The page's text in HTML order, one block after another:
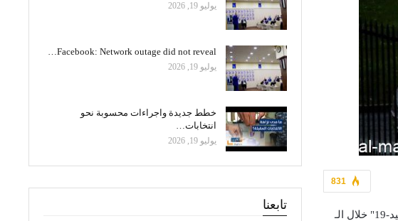
831
متابعة- واع أعلنت السلطات الصحية في روسيا، اليوم الأحد، تسجيل 18665 إصابة و245 وفاة بفيروس كورونا المستجد "كوفيد-19" خلال الـ
يوليو 19, 2026
Facebook: Network outage did not reveal…
يوليو 19, 2026
خطط جديدة واجراءات محسوبة نحو
انتخابات…
يوليو 19, 2026
تابعنا